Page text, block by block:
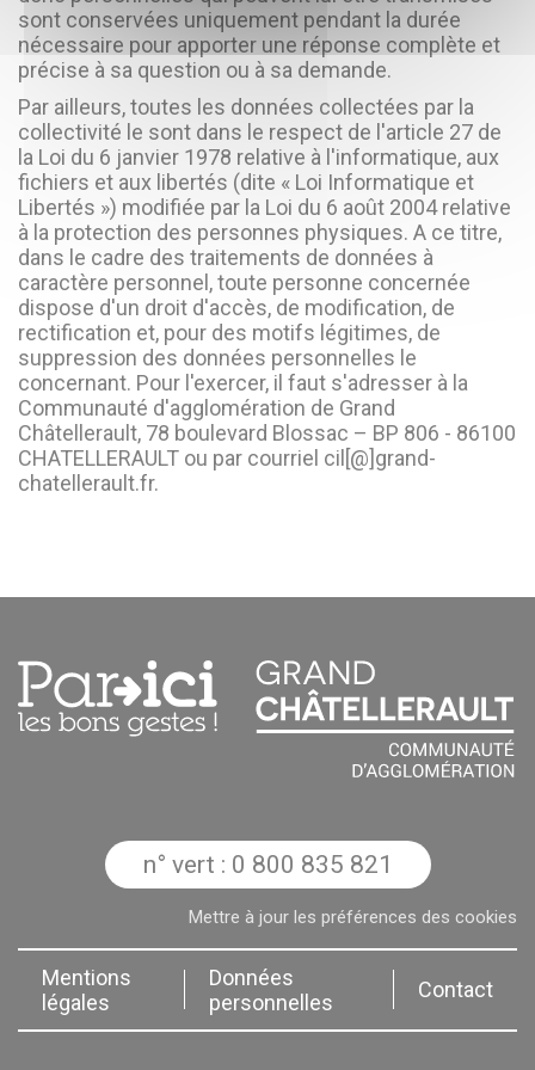
sont conservées uniquement pendant la durée
nécessaire pour apporter une réponse complète et
précise à sa question ou à sa demande.
Par ailleurs, toutes les données collectées par la
collectivité le sont dans le respect de l'article 27 de
la Loi du 6 janvier 1978 relative à l'informatique, aux
fichiers et aux libertés (dite « Loi Informatique et
Libertés ») modifiée par la Loi du 6 août 2004 relative
à la protection des personnes physiques. A ce titre,
dans le cadre des traitements de données à
caractère personnel, toute personne concernée
dispose d'un droit d'accès, de modification, de
rectification et, pour des motifs légitimes, de
suppression des données personnelles le
concernant. Pour l'exercer, il faut s'adresser à la
Communauté d'agglomération de Grand
Châtellerault, 78 boulevard Blossac – BP 806 - 86100
CHATELLERAULT ou par courriel cil[@]grand-
chatellerault.fr.
n° vert : 0 800 835 821
Mettre à jour les préférences des cookies
Mentions
légales
Données
personnelles
Contact